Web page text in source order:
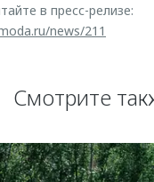
в пресс-релизе:
news/211
Смотрите